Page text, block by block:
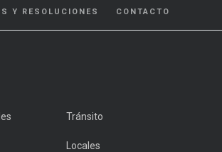
Y RESOLUCIONES
CONTACTO
Tránsito
Locales